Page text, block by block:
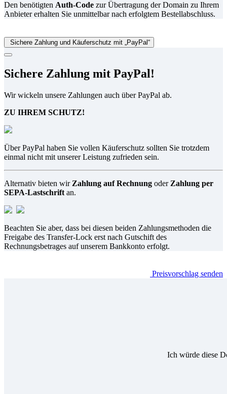
Den benötigten Auth-Code zur Übertragung der Domain zu Ihrem
Anbieter erhalten Sie unmittelbar nach erfolgtem Bestellabschluss.
Sichere Zahlung und Käuferschutz mit „PayPal“
Sichere Zahlung mit PayPal!
Wir wickeln unsere Zahlungen auch über PayPal ab.
ZU IHREM SCHUTZ!
Über PayPal haben Sie vollen Käuferschutz sollten Sie trotzdem
einmal nicht mit unserer Leistung zufrieden sein.
Alternativ bieten wir Zahlung auf Rechnung oder Zahlung per
SEPA-Lastschrift an.
Beachten Sie aber, dass bei diesen beiden Zahlungsmethoden die
Freigabe des Transfer-Lock erst nach Gutschift des
Rechnungsbetrages auf unserem Bankkonto erfolgt.
Preisvorschlag senden
Ich würde diese